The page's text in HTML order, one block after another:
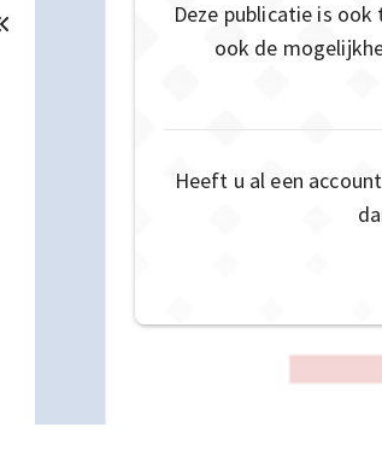
Deze publicatie is
ook de
Heeft u al een